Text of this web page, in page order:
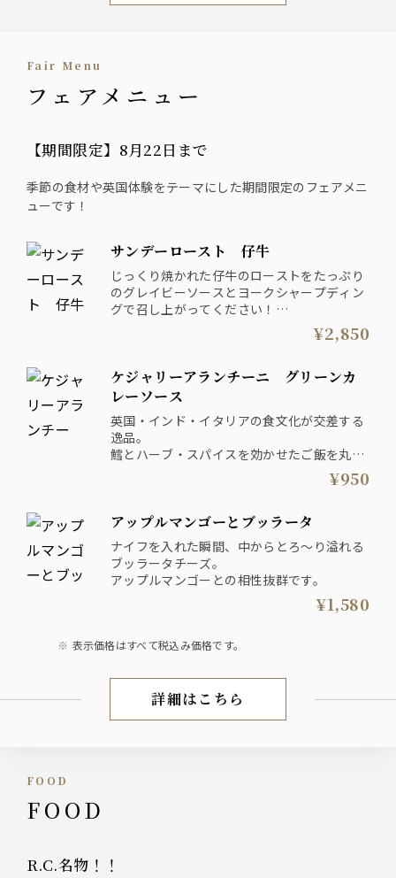
Fair Menu
フェアメニュー
【期間限定】8月22日まで
季節の食材や英国体験をテーマにした期間限定のフェアメニ
ューです！
サンデーロースト 仔牛
じっくり焼かれた仔牛のローストをたっぷり
のグレイビーソースとヨークシャープディン
グで召し上がってください！
¥2,850
ケジャリーアランチーニ グリーンカ
レーソース
英国・インド・イタリアの食文化が交差する
逸品。
鱈とハーブ・スパイスを効かせたご飯を丸め
¥950
アップルマンゴーとブッラータ
ナイフを入れた瞬間、中からとろ～り溢れる
ブッラータチーズ。
アップルマンゴーとの相性抜群です。
¥1,580
表示価格はすべて税込み価格です。
フェアメニュー
詳細はこちら
FOOD
FOOD
R.C.名物！！